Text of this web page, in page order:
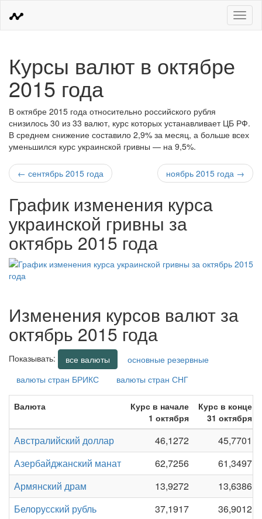
Меню
Курсы валют в октябре
2015 года
В октябре 2015 года относительно российского рубля
снизилось 30 из 33 валют, курс которых устанавливает ЦБ РФ.
В среднем снижение составило 2,9% за месяц, а больше всех
уменьшился курс украинской гривны — на 9,5%.
← сентябрь 2015 года ноябрь 2015 года →
График изменения курса
украинской гривны за
октябрь 2015 года
Изменения курсов валют за
октябрь 2015 года
Показывать: все валюты
основные резервные
валюты стран БРИКС
валюты стран СНГ
Валюта
Курс в начале
1 октября
Курс в конце
31 октября
Австралийский доллар 46,1272
45,7701
Азербайджанский манат
62,7256
61,3497
Армянский драм
13,9272
13,6386
Белорусский рубль
37,1917
36,9012